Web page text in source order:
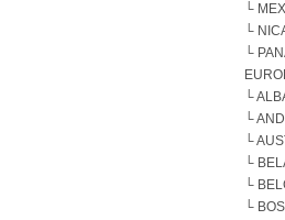
└
└
└
└
└
└
└
└
└